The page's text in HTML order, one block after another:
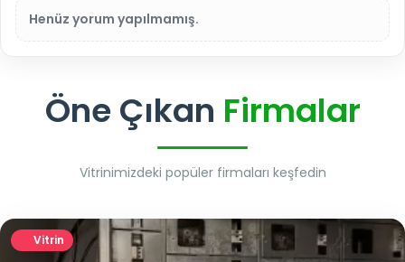
Henüz yorum yapılmamış.
Öne Çıkan Firmalar
Vitrinimizdeki popüler firmaları keşfedin
Vitrin